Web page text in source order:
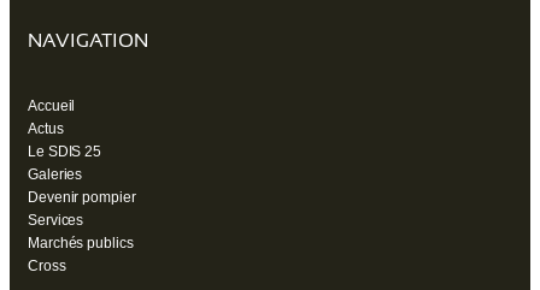
NAVIGATION
Accueil
Actus
Le SDIS 25
Galeries
Devenir pompier
Services
Marchés publics
Cross